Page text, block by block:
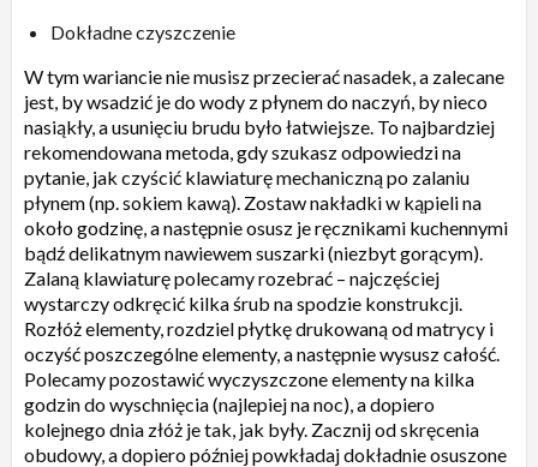
Dokładne czyszczenie
W tym wariancie nie musisz przecierać nasadek, a zalecane
jest, by wsadzić je do wody z płynem do naczyń, by nieco
nasiąkły, a usunięciu brudu było łatwiejsze. To najbardziej
rekomendowana metoda, gdy szukasz odpowiedzi na
pytanie, jak czyścić klawiaturę mechaniczną po zalaniu
płynem (np. sokiem kawą). Zostaw nakładki w kąpieli na
około godzinę, a następnie osusz je ręcznikami kuchennymi
bądź delikatnym nawiewem suszarki (niezbyt gorącym).
Zalaną klawiaturę polecamy rozebrać – najczęściej
wystarczy odkręcić kilka śrub na spodzie konstrukcji.
Rozłóż elementy, rozdziel płytkę drukowaną od matrycy i
oczyść poszczególne elementy, a następnie wysusz całość.
Polecamy pozostawić wyczyszczone elementy na kilka
godzin do wyschnięcia (najlepiej na noc), a dopiero
kolejnego dnia złóż je tak, jak były. Zacznij od skręcenia
obudowy, a dopiero później powkładaj dokładnie osuszone